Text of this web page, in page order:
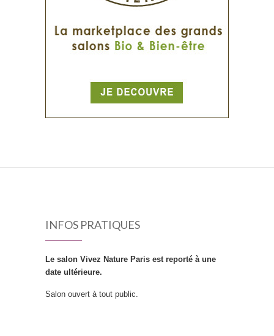
INFOS PRATIQUES
Le salon Vivez Nature Paris est reporté à une
date ultérieure.
Salon ouvert à tout public.